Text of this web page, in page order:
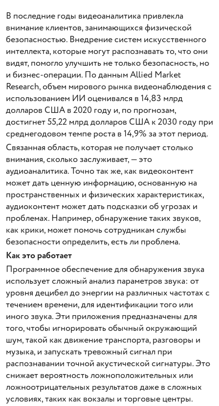
В последние годы видеоаналитика привлекла
внимание клиентов, занимающихся физической
безопасностью. Внедрение систем искусственного
интеллекта, которые могут распознавать то, что они
видят, помогло улучшить не только безопасность, но
и бизнес-операции. По данным Allied Market
Research, объем мирового рынка видеонаблюдения с
использованием ИИ оценивался в 14,83 млрд
долларов США в 2020 году и, по прогнозам,
достигнет 55,22 млрд долларов США к 2030 году при
среднегодовом темпе роста в 14,9% за этот период.
Связанная область, которая не получает столько
внимания, сколько заслуживает, — это
аудиоаналитика. Точно так же, как видеоконтент
может дать ценную информацию, основанную на
пространственных и физических характеристиках,
аудиоконтент может дать подсказки об угрозах и
проблемах. Например, обнаружение таких звуков,
как крики, может помочь сотрудникам службы
безопасности определить, есть ли проблема.
Как это работает
Программное обеспечение для обнаружения звука
использует сложный анализ параметров звука: от
уровня децибел до энергии на различных частотах с
течением времени, для идентификации того или
иного звука. Эти приложения предназначены для
того, чтобы игнорировать обычный окружающий
шум, такой как движение транспорта, разговоры и
музыка, и запускать тревожный сигнал при
распознавании точной акустической сигнатуры. Это
снижает вероятность ложноположительных или
ложноотрицательных результатов даже в сложных
условиях, таких как вокзалы и торговые центры.